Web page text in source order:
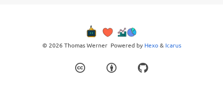
© 2026 Thomas WernerPowered by Hexo& Icarus